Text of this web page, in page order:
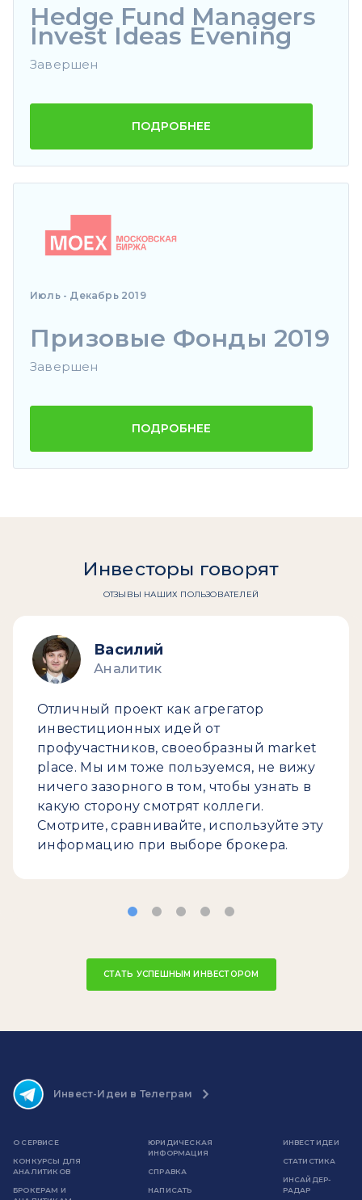
Hedge Fund Managers
Invest Ideas Evening
Завершен
ПОДРОБНЕЕ
Июль - Декабрь 2019
Призовые Фонды 2019
Завершен
ПОДРОБНЕЕ
Инвесторы говорят
ОТЗЫВЫ НАШИХ ПОЛЬЗОВАТЕЛЕЙ
Василий
Аналитик
Отличный проект как агрегатор
инвестиционных идей от
профучастников, своеобразный market
place. Мы им тоже пользуемся, не вижу
ничего зазорного в том, чтобы узнать в
какую сторону смотрят коллеги.
Смотрите, сравнивайте, используйте эту
информацию при выборе брокера.
СТАТЬ УСПЕШНЫМ ИНВЕСТОРОМ
Инвест-Идеи в Телеграм
О СЕРВИСЕ
КОНКУРСЫ ДЛЯ
АНАЛИТИКОВ
БРОКЕРАМ И
ЮРИДИЧЕСКАЯ
ИНФОРМАЦИЯ
СПРАВКА
НАПИСАТЬ
ИНВЕСТ ИДЕИ
СТАТИСТИКА
ИНСАЙДЕР-
РАДАР